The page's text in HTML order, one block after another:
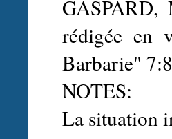
rédigée en
Barbarie"
NOTES:
La situation